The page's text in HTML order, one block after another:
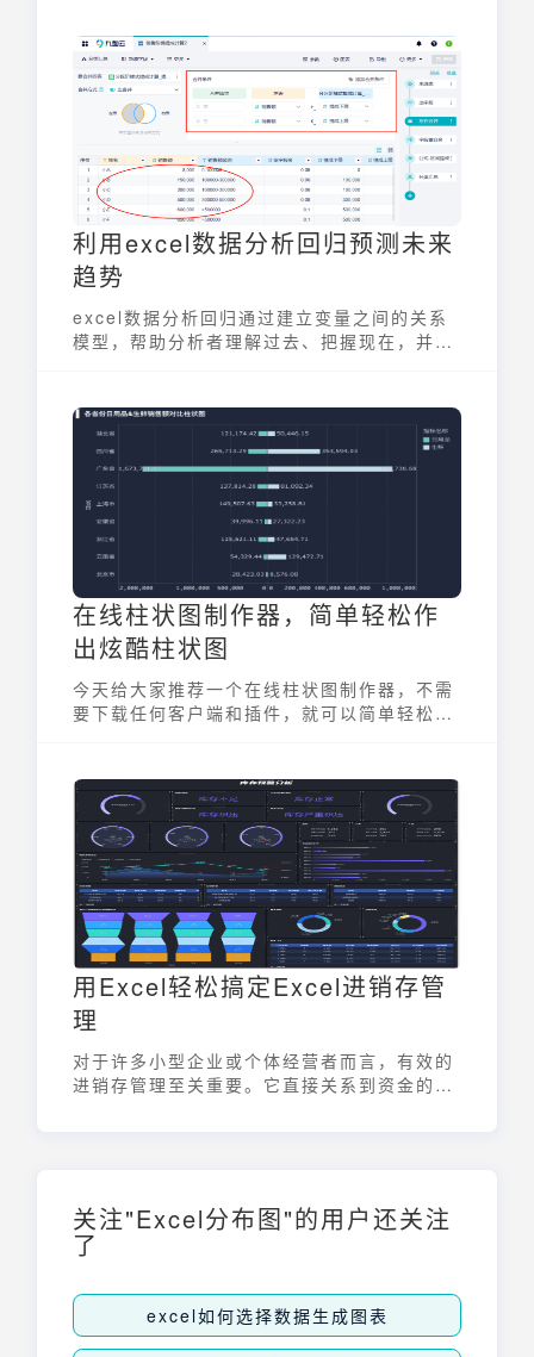
利用excel数据分析回归预测未来
趋势
excel数据分析回归通过建立变量之间的关系
模型，帮助分析者理解过去、把握现在，并预
系，从而构建预测模型。回归分析不仅是统计
学中的核心内容，也是商业决策、科学研究等
领域不可或缺的方法。
在线柱状图制作器，简单轻松作
出炫酷柱状图
今天给大家推荐一个在线柱状图制作器，不需
要下载任何客户端和插件，就可以简单轻松地
用Excel轻松搞定Excel进销存管
理
对于许多小型企业或个体经营者而言，有效的
进销存管理至关重要。它直接关系到资金的流
个经济、高效且易于上手的选择。
关注"Excel分布图"的用户还关注
了
excel如何选择数据生成图表